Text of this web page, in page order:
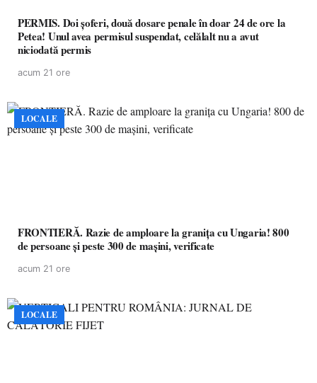
PERMIS. Doi șoferi, două dosare penale în doar 24 de ore la
Petea! Unul avea permisul suspendat, celălalt nu a avut
niciodată permis
acum 21 ore
LOCALE
FRONTIERĂ. Razie de amploare la granița cu Ungaria! 800
de persoane și peste 300 de mașini, verificate
acum 21 ore
LOCALE